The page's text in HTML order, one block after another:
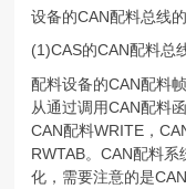
设备的CAN配料总线
(1)CAS的CAN配料总
配料设备的CAN配料
从通过调用CAN配料
CAN配料WRITE，
RWTAB。CAN配料
化，需要注意的是